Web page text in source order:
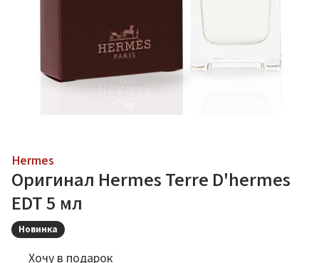
Hermes
Оригинал Hermes Terre D'hermes
EDT 5 мл
Новинка
Хочу в подарок